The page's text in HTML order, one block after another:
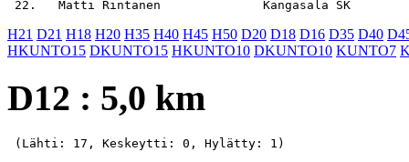
H21 D21 H18 H20 H35 H40 H45 H50 D20 D18 D16 D35 D40
HKUNTO15 DKUNTO15 HKUNTO10 DKUNTO10 KUNTO7
D12 : 5,0 km
(Lähti: 17, Keskeytti: 0, Hylätty: 1)